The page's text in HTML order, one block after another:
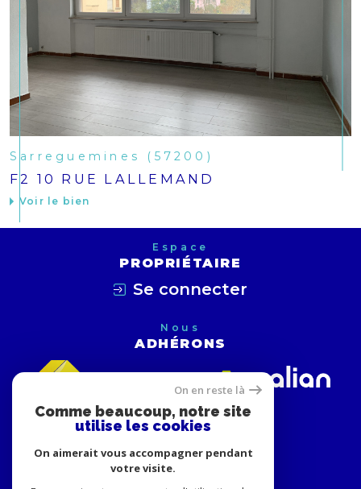
Sarreguemines (57200)
F2 10 RUE LALLEMAND
Voir le bien
Espace
PROPRIÉTAIRE
Se connecter
Nous
ADHÉRONS
On en reste là
Comme beaucoup, notre site
utilise les cookies
On aimerait vous accompagner pendant
votre visite.